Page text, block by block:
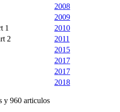
2008
2009
1
2010
2
2011
2015
2017
2017
2018
y 960 articulos